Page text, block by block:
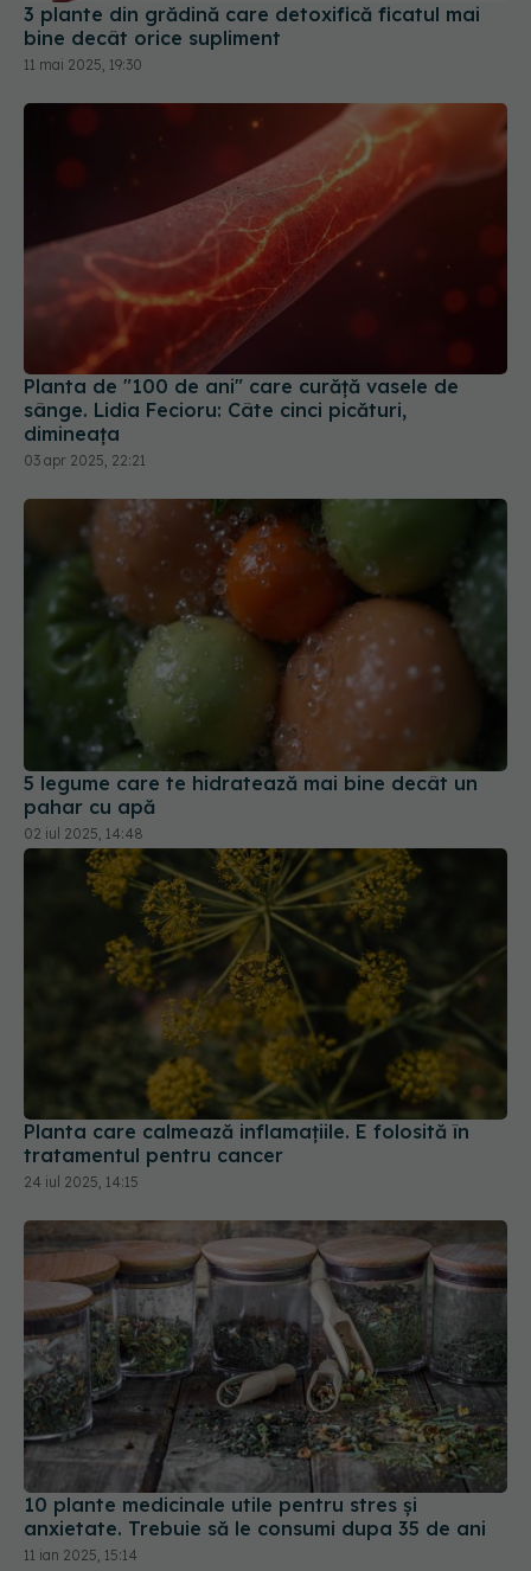
3 plante din grădină care detoxifică ficatul mai
bine decât orice supliment
11 mai 2025, 19:30
Planta de "100 de ani" care curăţă vasele de
sânge. Lidia Fecioru: Câte cinci picături,
dimineaţa
03 apr 2025, 22:21
5 legume care te hidratează mai bine decât un
pahar cu apă
02 iul 2025, 14:48
Planta care calmează inflamațiile. E folosită în
tratamentul pentru cancer
24 iul 2025, 14:15
10 plante medicinale utile pentru stres și
anxietate. Trebuie să le consumi dupa 35 de ani
11 ian 2025, 15:14